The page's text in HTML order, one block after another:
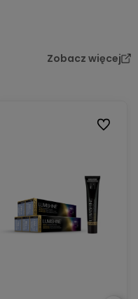
Zobacz więcej
Do